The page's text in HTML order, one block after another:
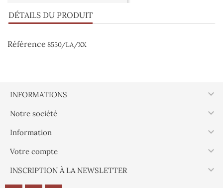
DÉTAILS DU PRODUIT
Référence 8550/LA/XX
INFORMATIONS 
Notre société 
Information 
Votre compte 
INSCRIPTION À LA NEWSLETTER 